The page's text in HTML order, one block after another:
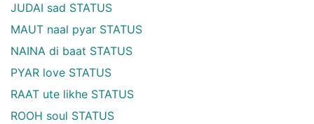
JUDAI sad STATUS
MAUT naal pyar STATUS
NAINA di baat STATUS
PYAR love STATUS
RAAT ute likhe STATUS
ROOH soul STATUS